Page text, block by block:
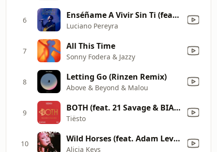
6 Enséñame A Vivir Sin Ti (feat. Paty Cantú) [En Vivo]
Luciano Pereyra
7 All This Time
Sonny Fodera & Jazzy
8 Letting Go (Rinzen Remix)
Above & Beyond & Malou
9 BOTH (feat. 21 Savage & BIA) [MK & Sonny Fodera Remix]
Tiësto
10 Wild Horses (feat. Adam Levine) [Unplugged Live at the Brooklyn Academy of Music, Brooklyn, NY - July 2005]
Alicia Keys